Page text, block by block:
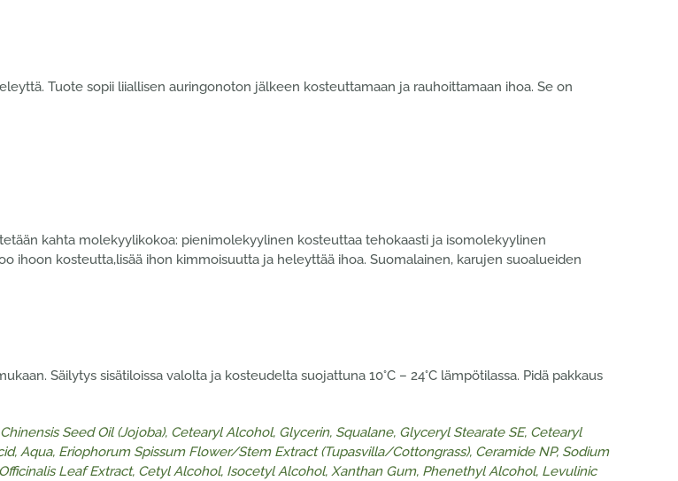
Tuote sopii liiallisen auringonoton jälkeen kosteuttamaan ja rauhoittamaan ihoa. Se on
kahta molekyylikokoa: pienimolekyylinen kosteuttaa tehokaasti ja isomolekyylinen
ihoon kosteutta,lisää ihon kimmoisuutta ja heleyttää ihoa. Suomalainen, karujen suoalueiden
Säilytys sisätiloissa valolta ja kosteudelta suojattuna 10°C – 24°C lämpötilassa. Pidä pakkaus
Seed Oil (Jojoba), Cetearyl Alcohol, Glycerin, Squalane, Glyceryl Stearate SE, Cetearyl
Aqua, Eriophorum Spissum Flower/Stem Extract (Tupasvilla/Cottongrass), Ceramide NP, Sodium
Leaf Extract, Cetyl Alcohol, Isocetyl Alcohol, Xanthan Gum, Phenethyl Alcohol, Levulinic